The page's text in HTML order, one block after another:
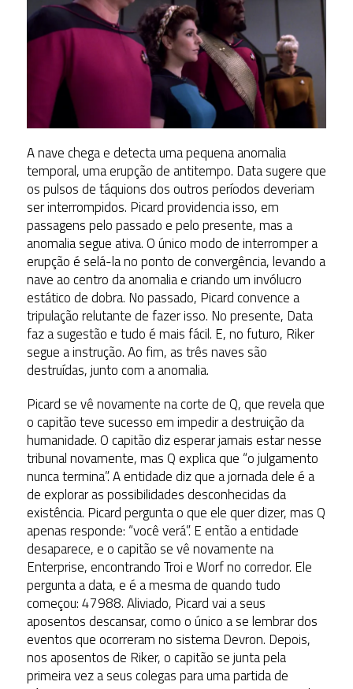
A nave chega e detecta uma pequena anomalia
temporal, uma erupção de antitempo. Data sugere que
os pulsos de táquions dos outros períodos deveriam
ser interrompidos. Picard providencia isso, em
passagens pelo passado e pelo presente, mas a
anomalia segue ativa. O único modo de interromper a
erupção é selá-la no ponto de convergência, levando a
nave ao centro da anomalia e criando um invólucro
estático de dobra. No passado, Picard convence a
tripulação relutante de fazer isso. No presente, Data
faz a sugestão e tudo é mais fácil. E, no futuro, Riker
segue a instrução. Ao fim, as três naves são
destruídas, junto com a anomalia.
Picard se vê novamente na corte de Q, que revela que
o capitão teve sucesso em impedir a destruição da
humanidade. O capitão diz esperar jamais estar nesse
tribunal novamente, mas Q explica que “o julgamento
nunca termina”. A entidade diz que a jornada dele é a
de explorar as possibilidades desconhecidas da
existência. Picard pergunta o que ele quer dizer, mas Q
apenas responde: “você verá”. E então a entidade
desaparece, e o capitão se vê novamente na
Enterprise, encontrando Troi e Worf no corredor. Ele
pergunta a data, e é a mesma de quando tudo
começou: 47988. Aliviado, Picard vai a seus
aposentos descansar, como o único a se lembrar dos
eventos que ocorreram no sistema Devron. Depois,
nos aposentos de Riker, o capitão se junta pela
primeira vez a seus colegas para uma partida de